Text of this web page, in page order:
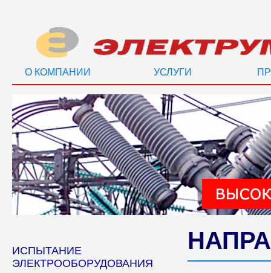
О КОМПАНИИ УСЛУГИ
ИСПЫТАНИЕ
ЭЛЕКТРООБОРУДОВАНИЯ